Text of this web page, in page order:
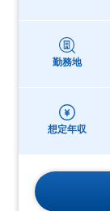
勤務地
想定年収